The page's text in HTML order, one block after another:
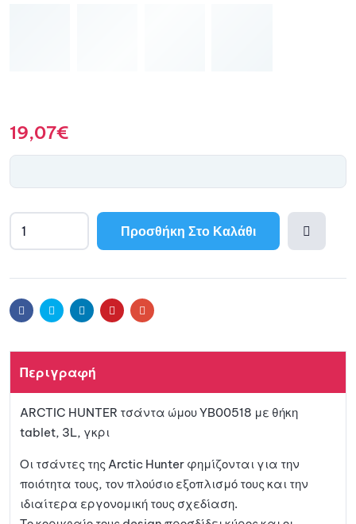
19,07€
Προσθήκη Στο Καλάθι
αγαπη
μένων
l
r
FacebookTwitter LinkedinPinterestEmail
Περιγραφή
ARCTIC HUNTER τσάντα ώμου YB00518 με θήκη
tablet, 3L, γκρι
Οι τσάντες της Arctic Hunter φημίζονται για την
ποιότητα τους, τον πλούσιο εξοπλισμό τους και την
ιδιαίτερα εργονομική τους σχεδίαση.